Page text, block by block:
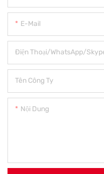
E-Mail
Điện Thoại/WhatsApp/
Tên Công Ty
Nội Dung